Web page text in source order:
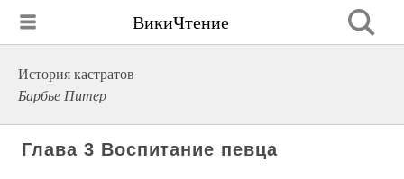
ВикиЧтение
История кастратов
Барбье Питер
Глава 3 Воспитание певца